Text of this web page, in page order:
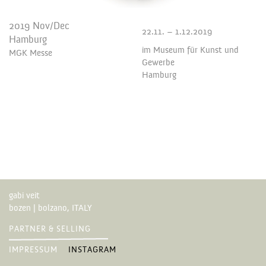
2019 Nov/Dec
Hamburg
MGK Messe
22.11. – 1.12.2019
im Museum für Kunst und
Gewerbe
Hamburg
gabi veit
bozen | bolzano, ITALY
PARTNER & SELLING
IMPRESSUM INSTAGRAM